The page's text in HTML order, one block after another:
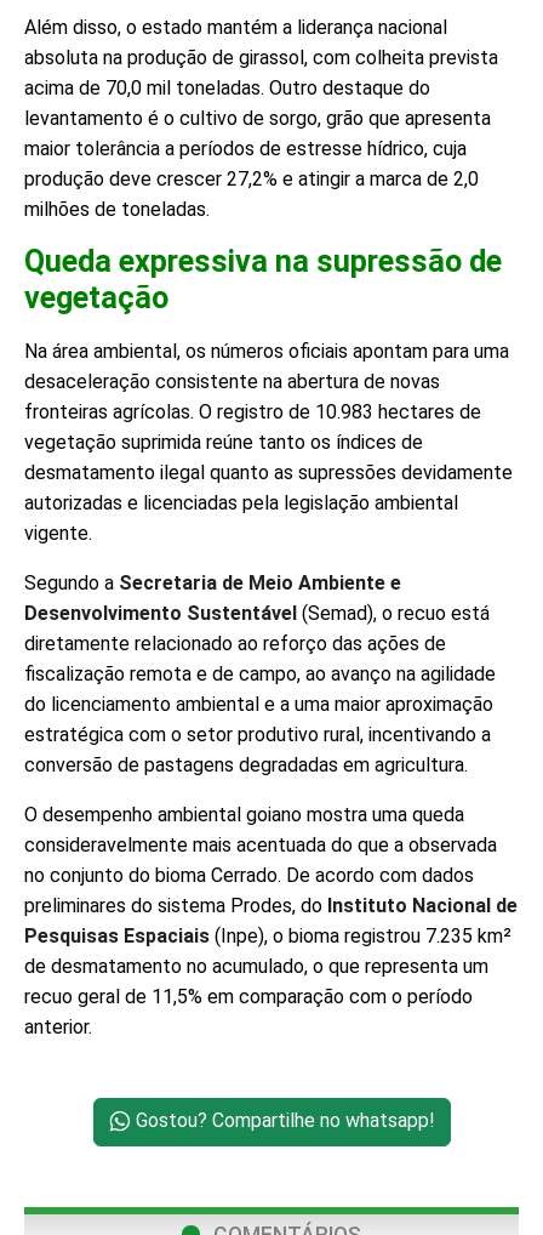
Além disso, o estado mantém a liderança nacional
absoluta na produção de girassol, com colheita prevista
acima de 70,0 mil toneladas. Outro destaque do
levantamento é o cultivo de sorgo, grão que apresenta
maior tolerância a períodos de estresse hídrico, cuja
produção deve crescer 27,2% e atingir a marca de 2,0
milhões de toneladas.
Queda expressiva na supressão de
vegetação
Na área ambiental, os números oficiais apontam para uma
desaceleração consistente na abertura de novas
fronteiras agrícolas. O registro de 10.983 hectares de
vegetação suprimida reúne tanto os índices de
desmatamento ilegal quanto as supressões devidamente
autorizadas e licenciadas pela legislação ambiental
vigente.
Segundo a Secretaria de Meio Ambiente e
Desenvolvimento Sustentável (Semad), o recuo está
diretamente relacionado ao reforço das ações de
fiscalização remota e de campo, ao avanço na agilidade
do licenciamento ambiental e a uma maior aproximação
estratégica com o setor produtivo rural, incentivando a
conversão de pastagens degradadas em agricultura.
O desempenho ambiental goiano mostra uma queda
consideravelmente mais acentuada do que a observada
no conjunto do bioma Cerrado. De acordo com dados
preliminares do sistema Prodes, do Instituto Nacional de
Pesquisas Espaciais (Inpe), o bioma registrou 7.235 km²
de desmatamento no acumulado, o que representa um
recuo geral de 11,5% em comparação com o período
anterior.
Gostou? Compartilhe no whatsapp!